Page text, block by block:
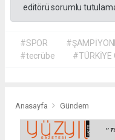
editörü sorumlu
#SPOR
#tecrübe
#TÜRKİYE
Anasayfa Gündem